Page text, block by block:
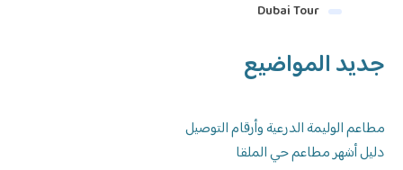
Dubai Tour
جديد المواضيع
مطاعم الوليمة الدرعية وأرقام التوصيل
دليل أشهر مطاعم حي الملقا